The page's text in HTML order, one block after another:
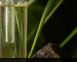
है, जो आमतौर